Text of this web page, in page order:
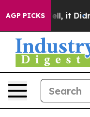
AGP PICKS
Well, it Didn’t As